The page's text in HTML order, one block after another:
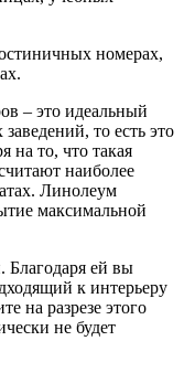
номерах,
– это идеальный
то есть это
на то, что такая
наиболее
Линолеум
максимальной
Благодаря ей вы
к интерьеру
на разрезе этого
не будет